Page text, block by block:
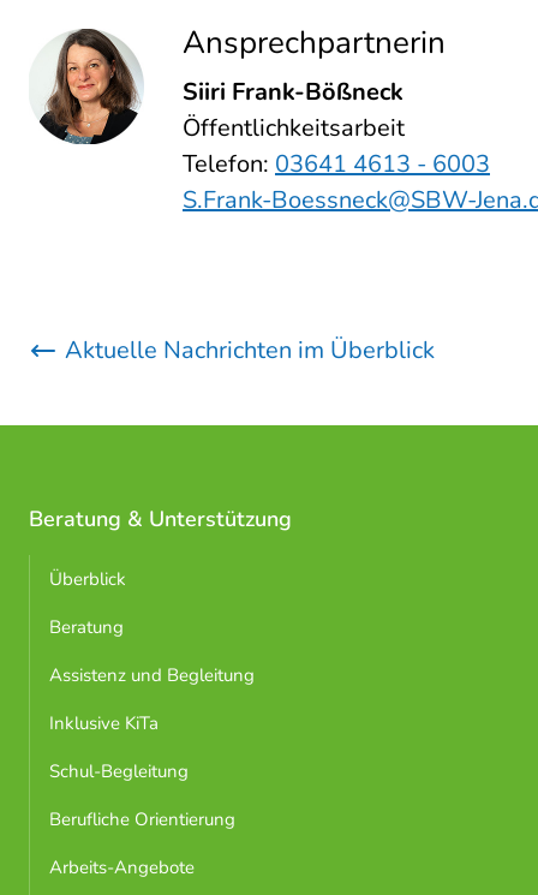
Ansprechpartnerin
Siiri Frank-Bößneck
Öffentlichkeitsarbeit
Telefon: 03641 4613 - 6003
S.Frank-Boessneck@SBW-
Aktuelle Nachrichten im Überblick
Beratung & Unterstützung
Überblick
Beratung
Assistenz und Begleitung
Inklusive KiTa
Schul-Begleitung
Berufliche Orientierung
Arbeits-Angebote